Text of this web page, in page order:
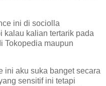
ini di sociolla
kalau kalian tertarik pada
Tokopedia maupun
ini aku suka banget secara
sensitif ini tetapi